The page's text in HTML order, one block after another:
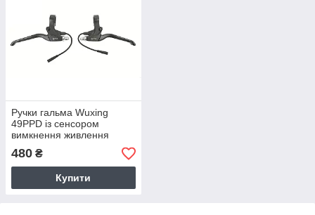
Ручки гальма Wuxing
49PPD із сенсором
вимкнення живлення
мотора, пара (EBRL-004)
480 ₴
Купити